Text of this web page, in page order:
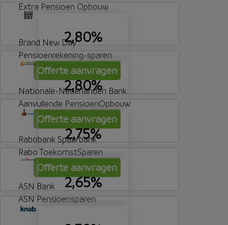
Extra Pensioen Opbouw
2,80%
Offerte aanvragen
Brand New Day
Pensioenrekening-sparen
2,80%
Offerte aanvragen
Nationale-Nederlanden Bank
Aanvullende PensioenOpbouw
2,75%
Offerte aanvragen
Rabobank Spaarbank
Rabo ToekomstSparen
2,65%
ASN Bank
ASN Pensioensparen